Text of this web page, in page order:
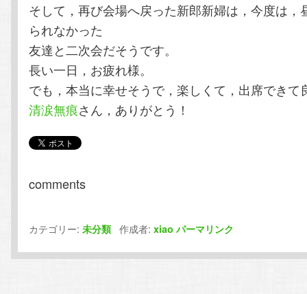
そして，再び会場へ戻った新郎新婦は，今度は，
られなかった
友達と二次会だそうです。
長い一日，お疲れ様。
でも，本当に幸せそうで，楽しくて，出席できて
清涙無痕さん，ありがとう！
comments
カテゴリー:未分類作成者:xiao パーマリンク